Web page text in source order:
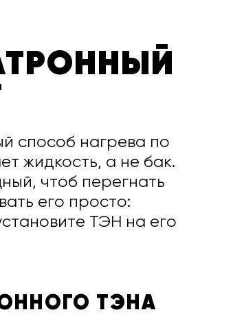
способ нагрева по
жидкость, а не бак.
чтоб перегнать
его просто:
ТЭН на его
ТЭНА